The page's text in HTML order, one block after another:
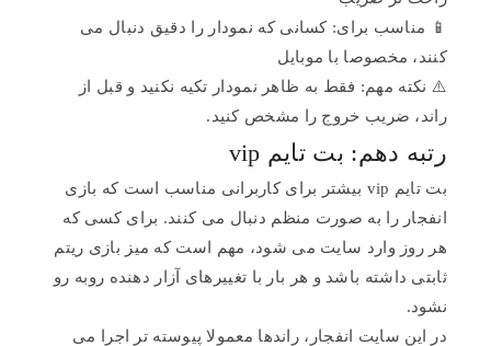
📱 مناسب برای: کسانی که نمودار را دقیق دنبال می
کنند، مخصوصا با موبایل
⚠️ نکته مهم: فقط به ظاهر نمودار تکیه نکنید و قبل از
راند، ضریب خروج را مشخص کنید.
رتبه دهم: بت تایم vip
بت تایم vip بیشتر برای کاربرانی مناسب است که بازی
انفجار را به صورت منظم دنبال می کنند. برای کسی که
هر روز وارد سایت می شود، مهم است که میز بازی ریتم
ثابتی داشته باشد و هر بار با تغییرهای آزار دهنده روبه رو
نشود.
در این سایت انفجار، راندها معمولا پیوسته تر اجرا می